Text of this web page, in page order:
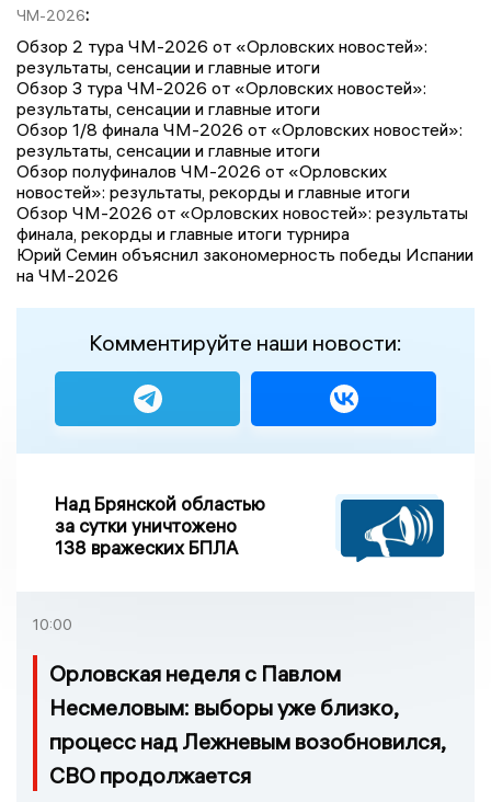
ЧМ-2026:
Обзор 2 тура ЧМ-2026 от «Орловских новостей»:
результаты, сенсации и главные итоги
Обзор 3 тура ЧМ-2026 от «Орловских новостей»:
результаты, сенсации и главные итоги
Обзор 1/8 финала ЧМ-2026 от «Орловских новостей»:
результаты, сенсации и главные итоги
Обзор полуфиналов ЧМ-2026 от «Орловских
новостей»: результаты, рекорды и главные итоги
Обзор ЧМ-2026 от «Орловских новостей»: результаты
финала, рекорды и главные итоги турнира
Юрий Семин объяснил закономерность победы Испании
на ЧМ-2026
Комментируйте наши новости:
Над Брянской областью
за сутки уничтожено
138 вражеских БПЛА
10:00
Орловская неделя с Павлом
Несмеловым: выборы уже близко,
процесс над Лежневым возобновился,
СВО продолжается